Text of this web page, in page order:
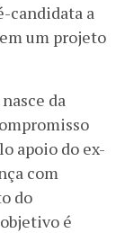
candidata a
um projeto
da
apoio do ex-
com
do
é